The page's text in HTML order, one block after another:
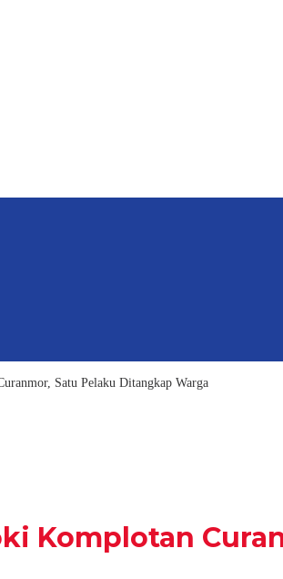
Satu Pelaku Ditangkap Warga
Komplotan